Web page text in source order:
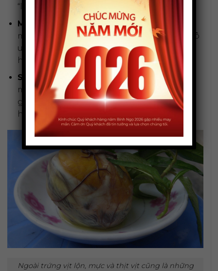
“lạch bạch”, chậm chạp, không suôn sẻ.
Mắm tôm:
Với mùi khá nặng và đặc trưng,
mắm tôm bị cho là sẽ mang đến mùi xú uế, ô
uế cho ngày đầu tháng thanh tịnh, ảnh
hưởng đến sự may mắn.
Sầu riêng:
Tương tự mắm tôm, sầu riêng có
mùi nồng. Hơn nữa, chữ “sầu” trong tên gọi
gợi đến sự buồn bã, sầu thảm, không phù
hợp cho một khởi đầu mới.
Ngoài trứng vịt lộn, mực và thịt vịt cũng là những